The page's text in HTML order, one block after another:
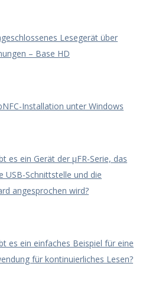
Lesegerät über
– Base HD
Installation unter Windows
es ein Gerät der μFR-Serie, das
USB-Schnittstelle und die
angesprochen wird?
es ein einfaches Beispiel für eine
für kontinuierliches Lesen?